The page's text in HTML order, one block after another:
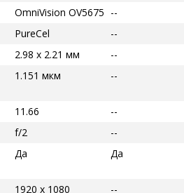
OmniVision OV5675 --
PureCel
--
2.98 x 2.21 мм
--
1.151 мкм --
11.66
--
f/2
--
Да Да
1920 x 1080
--